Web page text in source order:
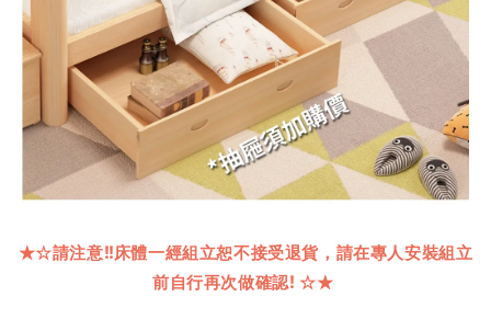
★☆請注意!!床體一經組立恕不接受退貨，請在專人安裝組立
前自行再次做確認!☆★